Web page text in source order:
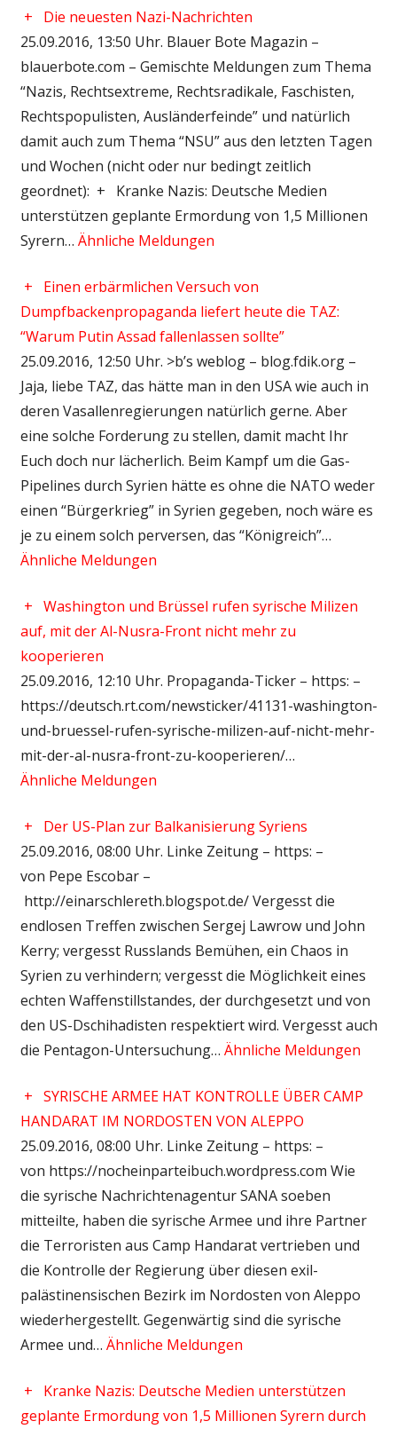
+
Die neuesten Nazi-Nachrichten
25.09.2016, 13:50 Uhr. Blauer Bote Magazin –
blauerbote.com – Gemischte Meldungen zum Thema
“Nazis, Rechtsextreme, Rechtsradikale, Faschisten,
Rechtspopulisten, Ausländerfeinde” und natürlich
damit auch zum Thema “NSU” aus den letzten Tagen
und Wochen (nicht oder nur bedingt zeitlich
geordnet): + Kranke Nazis: Deutsche Medien
unterstützen geplante Ermordung von 1,5 Millionen
Syrern… Ähnliche Meldungen
+
Einen erbärmlichen Versuch von
Dumpfbackenpropaganda liefert heute die TAZ:
“Warum Putin Assad fallenlassen sollte”
25.09.2016, 12:50 Uhr. >b’s weblog – blog.fdik.org –
Jaja, liebe TAZ, das hätte man in den USA wie auch in
deren Vasallenregierungen natürlich gerne. Aber
eine solche Forderung zu stellen, damit macht Ihr
Euch doch nur lächerlich. Beim Kampf um die Gas-
Pipelines durch Syrien hätte es ohne die NATO weder
einen “Bürgerkrieg” in Syrien gegeben, noch wäre es
je zu einem solch perversen, das “Königreich”…
Ähnliche Meldungen
+ Washington und Brüssel rufen syrische Milizen
auf, mit der Al-Nusra-Front nicht mehr zu
kooperieren
25.09.2016, 12:10 Uhr. Propaganda-Ticker – https: –
https://deutsch.rt.com/newsticker/41131-washington-
und-bruessel-rufen-syrische-milizen-auf-nicht-mehr-
mit-der-al-nusra-front-zu-kooperieren/…
Ähnliche Meldungen
+
Der US-Plan zur Balkanisierung Syriens
25.09.2016, 08:00 Uhr. Linke Zeitung – https: –
von Pepe Escobar –
http://einarschlereth.blogspot.de/ Vergesst die
endlosen Treffen zwischen Sergej Lawrow und John
Kerry; vergesst Russlands Bemühen, ein Chaos in
Syrien zu verhindern; vergesst die Möglichkeit eines
echten Waffenstillstandes, der durchgesetzt und von
den US-Dschihadisten respektiert wird. Vergesst auch
die Pentagon-Untersuchung… Ähnliche Meldungen
+ SYRISCHE ARMEE HAT KONTROLLE ÜBER CAMP
HANDARAT IM NORDOSTEN VON ALEPPO
25.09.2016, 08:00 Uhr. Linke Zeitung – https: –
von https://nocheinparteibuch.wordpress.com Wie
die syrische Nachrichtenagentur SANA soeben
mitteilte, haben die syrische Armee und ihre Partner
die Terroristen aus Camp Handarat vertrieben und
die Kontrolle der Regierung über diesen exil-
palästinensischen Bezirk im Nordosten von Aleppo
wiederhergestellt. Gegenwärtig sind die syrische
Armee und… Ähnliche Meldungen
+
Kranke Nazis: Deutsche Medien unterstützen
geplante Ermordung von 1,5 Millionen Syrern durch